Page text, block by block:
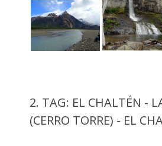
2. TAG: EL CHALTÉN -
(CERRO TORRE) - EL